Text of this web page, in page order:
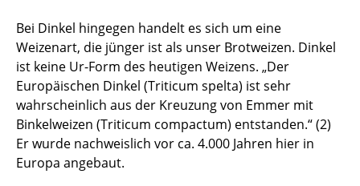
Bei Dinkel hingegen handelt es sich um eine
Weizenart, die jünger ist als unser Brotweizen. Dinkel
ist keine Ur-Form des heutigen Weizens. „Der
Europäischen Dinkel (Triticum spelta) ist sehr
wahrscheinlich aus der Kreuzung von Emmer mit
Binkelweizen (Triticum compactum) entstanden.“ (2)
Er wurde nachweislich vor ca. 4.000 Jahren hier in
Europa angebaut.